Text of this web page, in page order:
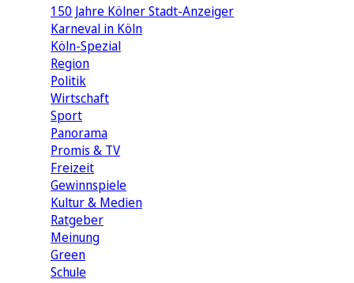
150 Jahre Kölner Stadt-Anzeiger
Karneval in Köln
Köln-Spezial
Region
Politik
Wirtschaft
Sport
Panorama
Promis & TV
Freizeit
Gewinnspiele
Kultur & Medien
Ratgeber
Meinung
Green
Schule